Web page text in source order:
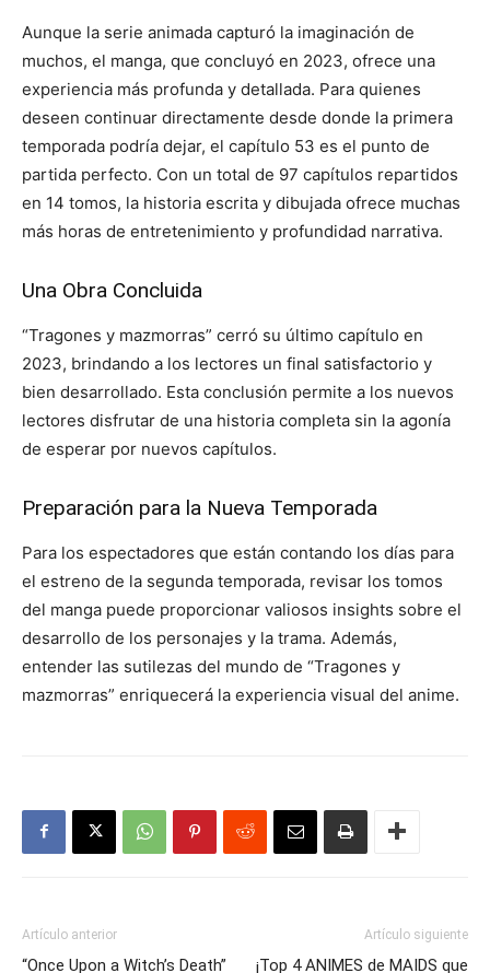
Aunque la serie animada capturó la imaginación de
muchos, el manga, que concluyó en 2023, ofrece una
experiencia más profunda y detallada. Para quienes
deseen continuar directamente desde donde la primera
temporada podría dejar, el capítulo 53 es el punto de
partida perfecto. Con un total de 97 capítulos repartidos
en 14 tomos, la historia escrita y dibujada ofrece muchas
más horas de entretenimiento y profundidad narrativa.
Una Obra Concluida
“Tragones y mazmorras” cerró su último capítulo en
2023, brindando a los lectores un final satisfactorio y
bien desarrollado. Esta conclusión permite a los nuevos
lectores disfrutar de una historia completa sin la agonía
de esperar por nuevos capítulos.
Preparación para la Nueva Temporada
Para los espectadores que están contando los días para
el estreno de la segunda temporada, revisar los tomos
del manga puede proporcionar valiosos insights sobre el
desarrollo de los personajes y la trama. Además,
entender las sutilezas del mundo de “Tragones y
mazmorras” enriquecerá la experiencia visual del anime.
Artículo anterior
“Once Upon a Witch’s Death”
Artículo siguiente
¡Top 4 ANIMES de MAIDS que